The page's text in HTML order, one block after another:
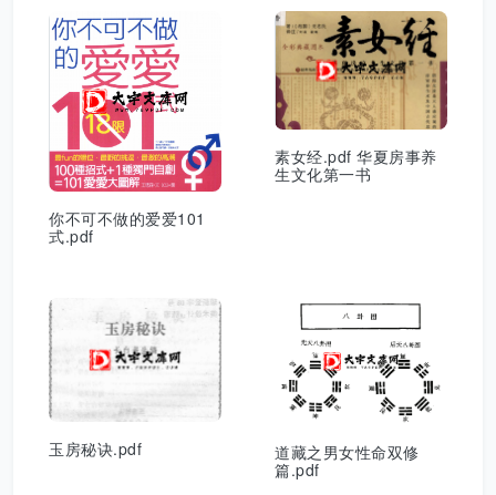
你不可不做的爱爱101
式.pdf
素女经.pdf 华夏房事养
生文化第一书
玉房秘诀.pdf
道藏之男女性命双修
篇.pdf